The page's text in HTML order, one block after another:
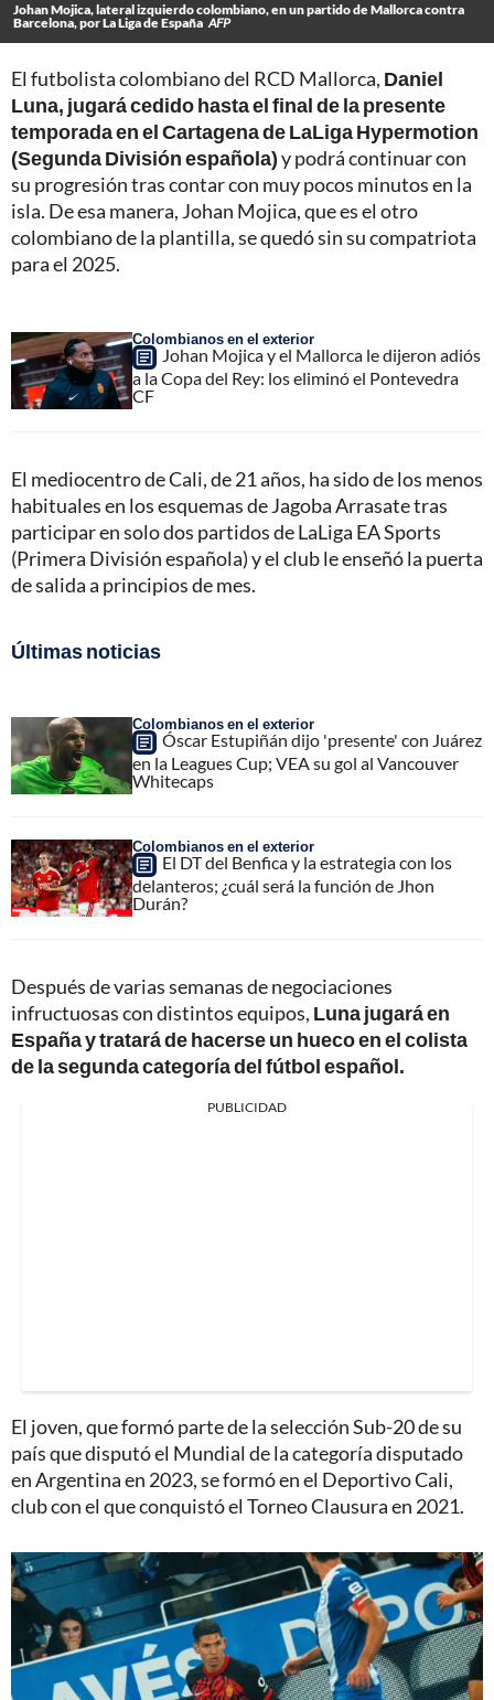
Johan Mojica, lateral izquierdo colombiano, en un partido de Mallorca contra
Barcelona, por La Liga de España AFP
El futbolista colombiano del RCD Mallorca, Daniel
Luna, jugará cedido hasta el final de la presente
temporada en el Cartagena de LaLiga Hypermotion
(Segunda División española)y podrá continuar con
su progresión tras contar con muy pocos minutos en la
isla. De esa manera, Johan Mojica, que es el otro
colombiano de la plantilla, se quedó sin su compatriota
para el 2025.
Colombianos en el exterior
Johan Mojica y el Mallorca le dijeron adiós
a la Copa del Rey: los eliminó el Pontevedra
CF
El mediocentro de Cali, de 21 años, ha sido de los menos
habituales en los esquemas de Jagoba Arrasate tras
participar en solo dos partidos de LaLiga EA Sports
(Primera División española) y el club le enseñó la puerta
de salida a principios de mes.
Últimas noticias
Colombianos en el exterior
Óscar Estupiñán dijo 'presente' con Juárez
en la Leagues Cup; VEA su gol al Vancouver
Whitecaps
Colombianos en el exterior
El DT del Benfica y la estrategia con los
delanteros; ¿cuál será la función de Jhon
Durán?
Después de varias semanas de negociaciones
infructuosas con distintos equipos, Luna jugará en
España y tratará de hacerse un hueco en el colista
de la segunda categoría del fútbol español.
PUBLICIDAD
El joven, que formó parte de la selección Sub-20 de su
país que disputó el Mundial de la categoría disputado
en Argentina en 2023, se formó en el Deportivo Cali,
club con el que conquistó el Torneo Clausura en 2021.